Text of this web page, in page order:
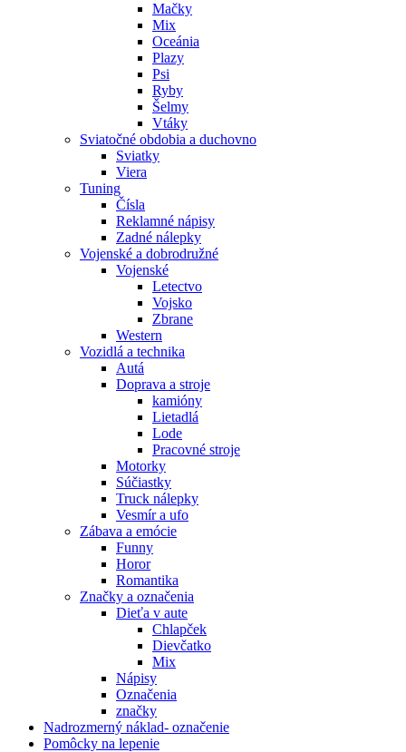
Mačky
Mix
Oceánia
Plazy
Psi
Ryby
Šelmy
Vtáky
Sviatočné obdobia a duchovno
Sviatky
Viera
Tuning
Čísla
Reklamné nápisy
Zadné nálepky
Vojenské a dobrodružné
Vojenské
Letectvo
Vojsko
Zbrane
Western
Vozidlá a technika
Autá
Doprava a stroje
kamióny
Lietadlá
Lode
Pracovné stroje
Motorky
Súčiastky
Truck nálepky
Vesmír a ufo
Zábava a emócie
Funny
Horor
Romantika
Značky a označenia
Dieťa v aute
Chlapček
Dievčatko
Mix
Nápisy
Označenia
značky
Nadrozmerný náklad- označenie
Pomôcky na lepenie